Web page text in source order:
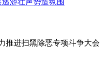
推进扫黑除恶专项斗争大会